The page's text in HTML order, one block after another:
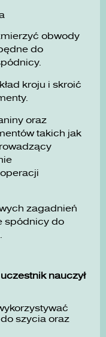
obwody
do
kroju i skroić
oraz
takich jak
zagadnień
spódnicy do
nauczył
szycia oraz